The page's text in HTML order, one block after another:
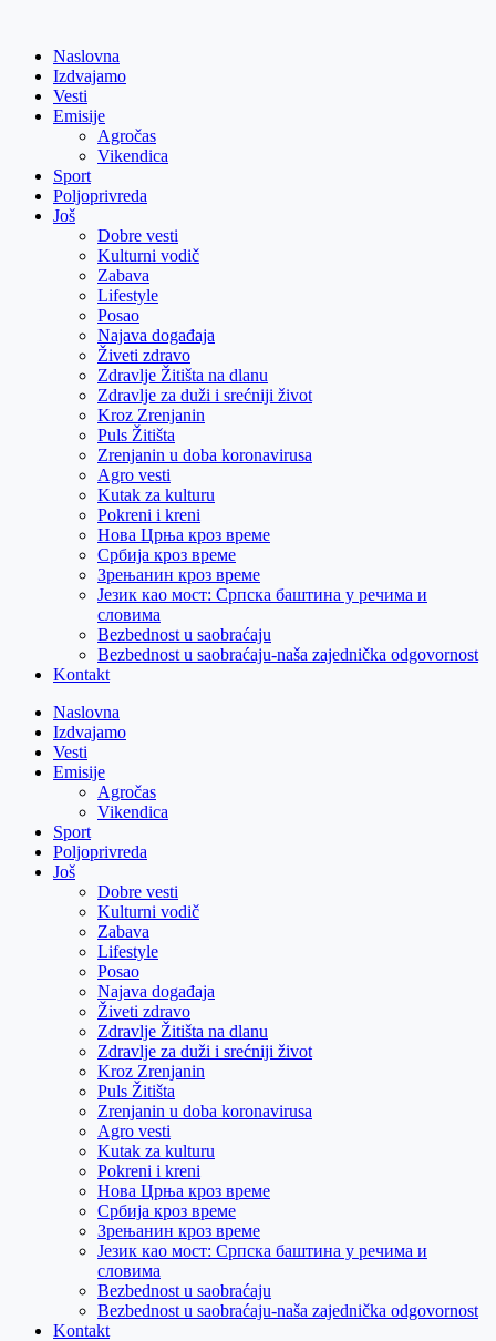
contentNaslovna
Izdvajamo
Vesti
Emisije
Agročas
Vikendica
Sport
Poljoprivreda
Još
Dobre vesti
Kulturni vodič
Zabava
Lifestyle
Posao
Najava događaja
Živeti zdravo
Zdravlje Žitišta na dlanu
Zdravlje za duži i srećniji život
Kroz Zrenjanin
Puls Žitišta
Zrenjanin u doba koronavirusa
Agro vesti
Kutak za kulturu
Pokreni i kreni
Нова Црња кроз време
Србија кроз време
Зрењанин кроз време
Језик као мост: Српска баштина у речима и
словима
Bezbednost u saobraćaju
Bezbednost u saobraćaju-naša zajednička odgovornost
Kontakt
Naslovna
Izdvajamo
Vesti
Emisije
Agročas
Vikendica
Sport
Poljoprivreda
Još
Dobre vesti
Kulturni vodič
Zabava
Lifestyle
Posao
Najava događaja
Živeti zdravo
Zdravlje Žitišta na dlanu
Zdravlje za duži i srećniji život
Kroz Zrenjanin
Puls Žitišta
Zrenjanin u doba koronavirusa
Agro vesti
Kutak za kulturu
Pokreni i kreni
Нова Црња кроз време
Србија кроз време
Зрењанин кроз време
Језик као мост: Српска баштина у речима и
словима
Bezbednost u saobraćaju
Bezbednost u saobraćaju-naša zajednička odgovornost
Kontakt